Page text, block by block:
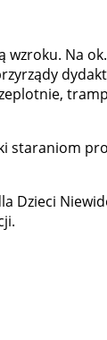
wzroku. Na
staraniom
Dzieci